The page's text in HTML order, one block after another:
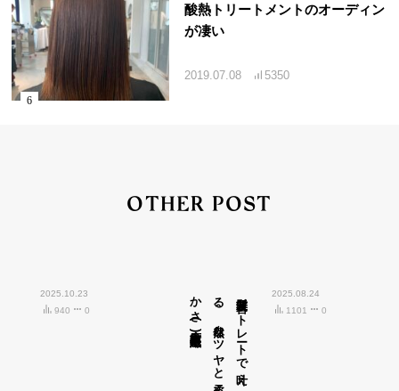
酸熱トリートメントのオーディン
が凄い
2019.07.08 5350
OTHER POST
2025.10.23
940
0 髪質改善ス
ト
レ
ート
で
叶え
る
、
自然な
ツ
ヤ
と
柔ら
か
さ
(
広島市中区紙屋町)
2025.08.24
1101
0